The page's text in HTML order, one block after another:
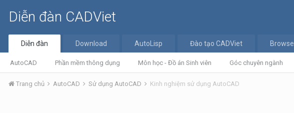
Diễn đàn CADViet
Diễn đàn
AutoCAD Phần mềm thông dụng Môn học - Đồ án Sinh viên Góc chuyên ngành
Download AutoLisp Đào tạo CADViet Browse
Trang chủ AutoCAD Sử dụng AutoCAD Kinh nghiệm sử dụng AutoCAD